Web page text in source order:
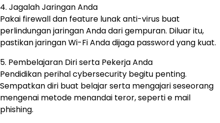
4. Jagalah Jaringan Anda
Pakai firewall dan feature lunak anti-virus buat
perlindungan jaringan Anda dari gempuran. Diluar itu,
pastikan jaringan Wi-Fi Anda dijaga password yang kuat.
5. Pembelajaran Diri serta Pekerja Anda
Pendidikan perihal cybersecurity begitu penting.
Sempatkan diri buat belajar serta mengajari seseorang
mengenai metode menandai teror, seperti e mail
phishing.